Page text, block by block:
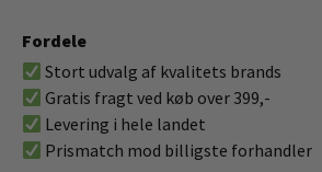
Fordele
Stort udvalg af kvalitets brands
Gratis fragt ved køb over 399,-
Levering i hele landet
Prismatch mod billigste forhandler